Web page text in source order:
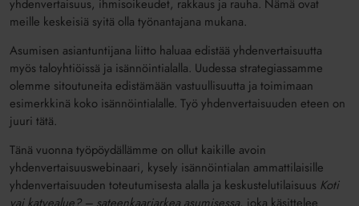
yhdenvertaisuus, ihmisoikeudet, rakkaus ja rauha. Nämä ovat
meille keskeisiä syitä olla työnantajana mukana.
Asumisen asiantuntijana liitto haluaa edistää yhdenvertaisuutta
myös taloyhtiöissä ja isännöintialalla. Uudessa strategiassamme
olemme sitoutuneita edistämään vastuullisuutta ja toimimaan
esimerkkinä koko isännöintialalle. Työ yhdenvertaisuuden eteen on
juuri tätä.
Tänä vuonna työpöydällämme on ollut kaikille avoin
yhdenvertaisuuswebinaari, kysely isännöintialan ammattilaisille
yhdenvertaisuuden toteutumisesta alalla ja keskustelutilaisuus Koti
vai katvealue? – sateenkaariarkea asumisessa, joka käsittelee